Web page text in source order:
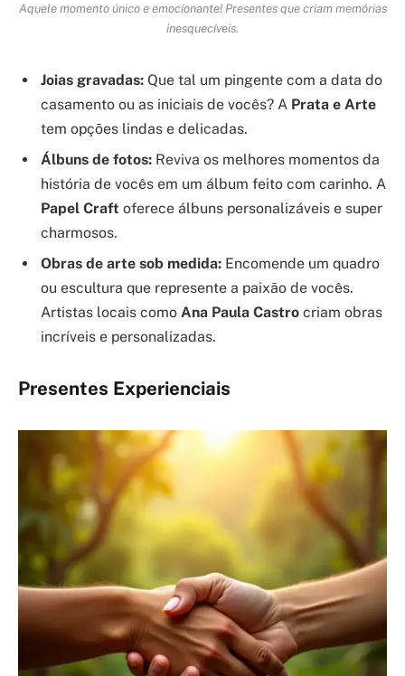
Aquele momento único e emocionante! Presentes que criam memórias
inesquecíveis.
Joias gravadas: Que tal um pingente com a data do
casamento ou as iniciais de vocês? A Prata e Arte
tem opções lindas e delicadas.
Álbuns de fotos: Reviva os melhores momentos da
história de vocês em um álbum feito com carinho. A
Papel Craft oferece álbuns personalizáveis e super
charmosos.
Obras de arte sob medida: Encomende um quadro
ou escultura que represente a paixão de vocês.
Artistas locais como Ana Paula Castro criam obras
incríveis e personalizadas.
Presentes Experienciais